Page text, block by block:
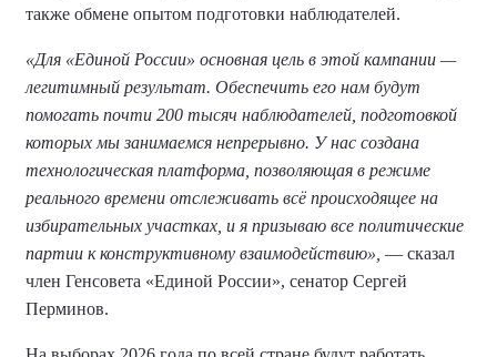
также обмене опытом подготовки наблюдателей.
«Для «Единой России» основная цель в этой кампании —
легитимный результат. Обеспечить его нам будут
помогать почти 200 тысяч наблюдателей, подготовкой
которых мы занимаемся непрерывно. У нас создана
технологическая платформа, позволяющая в режиме
реального времени отслеживать всё происходящее на
избирательных участках, и я призываю все политические
партии к конструктивному взаимодействию», — сказал
член Генсовета «Единой России», сенатор Сергей
Перминов.